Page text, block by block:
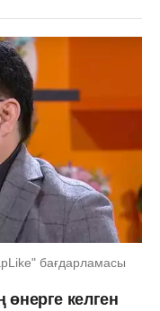
бағдарламасы
келген